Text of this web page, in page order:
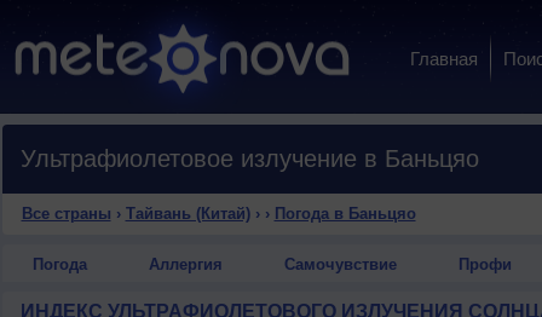
Главная
Ультрафиолетовое излучение в Баньцяо
Все страны › Тайвань (Китай)› › Погода в Баньцяо
Погода Аллергия Самочувствие Профи
ИНДЕКС УЛЬТРАФИОЛЕТОВОГО ИЗЛУЧЕНИЯ